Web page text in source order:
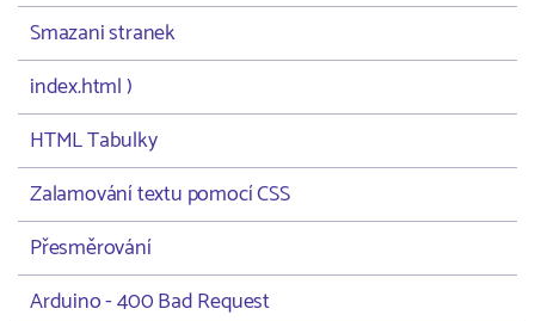
Smazani stranek
index.html )
HTML Tabulky
Zalamování textu pomocí CSS
Přesměrování
Arduino - 400 Bad Request